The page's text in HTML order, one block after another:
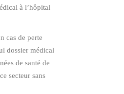
à l’hôpital
cas de perte
dossier médical
de santé de
secteur sans